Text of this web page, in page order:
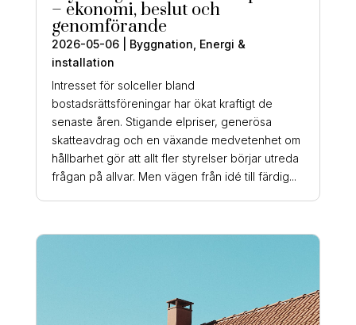
– ekonomi, beslut och
genomförande
2026-05-06| Byggnation Energi &
installation
Intresset för solceller bland
bostadsrättsföreningar har ökat kraftigt de
senaste åren. Stigande elpriser, generösa
skatteavdrag och en växande medvetenhet om
hållbarhet gör att allt fler styrelser börjar utreda
frågan på allvar. Men vägen från idé till färdig...